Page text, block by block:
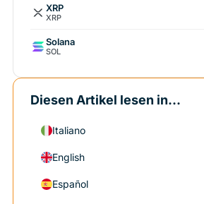
XRP
XRP
Solana
SOL
Diesen Artikel lesen in...
Italiano
English
Español